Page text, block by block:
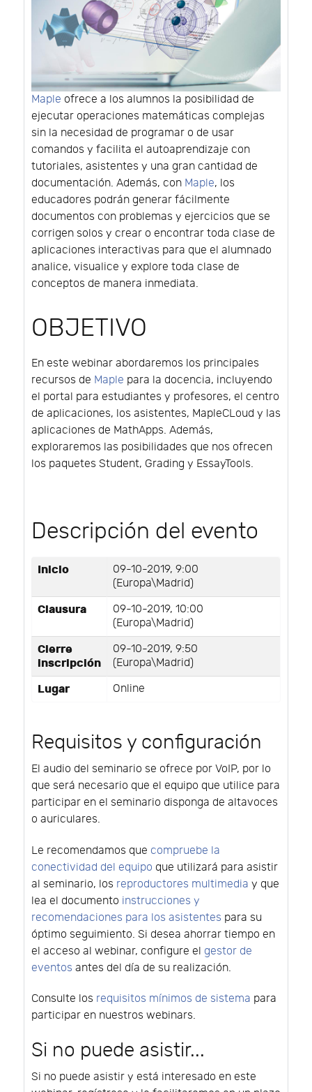
Maple ofrece a los alumnos la posibilidad de
ejecutar operaciones matemáticas complejas
sin la necesidad de programar o de usar
comandos y facilita el autoaprendizaje con
tutoriales, asistentes y una gran cantidad de
documentación. Además, con Maple, los
educadores podrán generar fácilmente
documentos con problemas y ejercicios que se
corrigen solos y crear o encontrar toda clase de
aplicaciones interactivas para que el alumnado
analice, visualice y explore toda clase de
conceptos de manera inmediata.
OBJETIVO
En este webinar abordaremos los principales
recursos de Maple para la docencia, incluyendo
el portal para estudiantes y profesores, el centro
de aplicaciones, los asistentes, MapleCLoud y las
aplicaciones de MathApps. Además,
exploraremos las posibilidades que nos ofrecen
los paquetes Student, Grading y EssayTools.
Descripción del evento
Inicio
09-10-2019, 9:00
(Europa\Madrid)
Clausura
09-10-2019, 10:00
(Europa\Madrid)
Cierre
inscripción
09-10-2019, 9:50
(Europa\Madrid)
Lugar Online
Requisitos y configuración
El audio del seminario se ofrece por VoIP, por lo
que será necesario que el equipo que utilice para
participar en el seminario disponga de altavoces
o auriculares.
Le recomendamos que compruebe la
conectividad del equipo que utilizará para asistir
al seminario, los reproductores multimedia y que
lea el documento instrucciones y
recomendaciones para los asistentes para su
óptimo seguimiento. Si desea ahorrar tiempo en
el acceso al webinar, configure el gestor de
eventos antes del día de su realización.
Consulte los requisitos mínimos de sistema para
participar en nuestros webinars.
Si no puede asistir...
Si no puede asistir y está interesado en este